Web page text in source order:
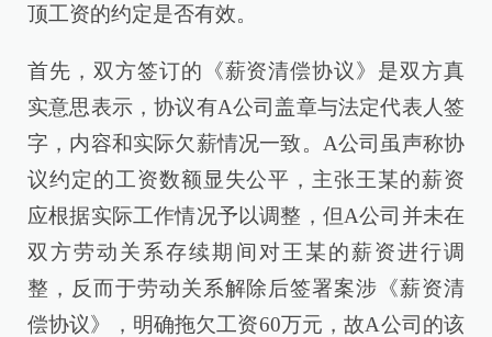
顶工资的约定是否有效。
首先，双方签订的《薪资清偿协议》是双方真
实意思表示，协议有A公司盖章与法定代表人签
字，内容和实际欠薪情况一致。A公司虽声称协
议约定的工资数额显失公平，主张王某的薪资
应根据实际工作情况予以调整，但A公司并未在
双方劳动关系存续期间对王某的薪资进行调
整，反而于劳动关系解除后签署案涉《薪资清
偿协议》，明确拖欠工资60万元，故A公司的该